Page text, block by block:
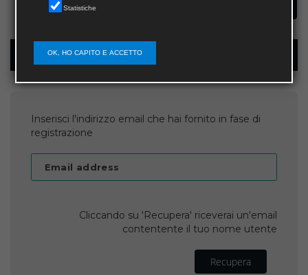
Username recovery
Inserisci l'indirizzo email che hai fornito in fase di
registrazione
Email address
Cliccando su 'Recupera' riceverai un'email
contentente il tuo nome utente
Recupera
Statistiche
OK, HO CAPITO E ACCETTO